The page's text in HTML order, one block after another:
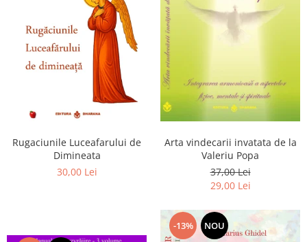
Rugaciunile Luceafarului de
Dimineata
30,00 Lei
Arta vindecarii invatata de la
Valeriu Popa
37,00 Lei
29,00 Lei
-13% NOU